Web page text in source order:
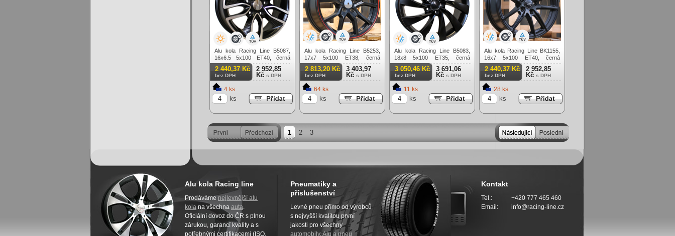
Alu kola Racing Line B5087,
16x6.5 5x100 ET40, černá
matná + leštění
2 440,37 Kč
bez DPH
2 952,85
Kč s DPH
4 ks
ks
Alu kola Racing Line B5253,
17x7 5x100 ET38, černá
matná + červený límec
2 813,20 Kč
bez DPH
3 403,97
Kč s DPH
64 ks
ks
Alu kola Racing Line B5083,
18x8 5x100 ET35, černá
matná
3 050,46 Kč
bez DPH
3 691,06
Kč s DPH
11 ks
ks
Alu kola Racing Line BK1155,
16x7 5x100 ET40, černá
matná
2 440,37 Kč
bez DPH
2 952,85
Kč s DPH
28 ks
ks
1 2 3
Alu kola Racing line
Prodáváme nejlevnější alu
kola na všechna auta.
Oficiální dovoz do ČR s plnou
zárukou, garancí kvality a s
potřebnými certifikacemi (ISO,
Pneumatiky a
příslušenství
Levné pneu přímo od výrobců
s nejvyšší kvalitou první
jakosti pro všechny
automobily.Alu a pneu
Kontakt
Tel.:
+420 777 465 460
Email:
info@racing-line.cz